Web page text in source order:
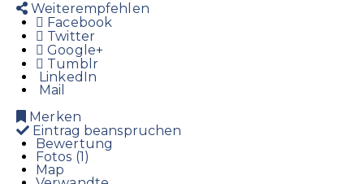
Weiterempfehlen
Facebook
Twitter
Google+
Tumblr
LinkedIn
Mail
Merken
Eintrag beanspruchen
Bewertung
Fotos (1)
Map